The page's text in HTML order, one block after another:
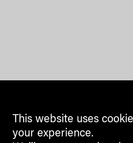
This website uses
your experience.